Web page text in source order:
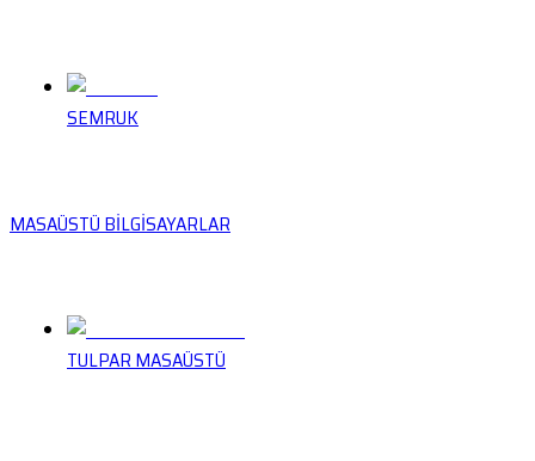
SEMRUK
MASAÜSTÜ BİLGİSAYARLAR
TULPAR MASAÜSTÜ